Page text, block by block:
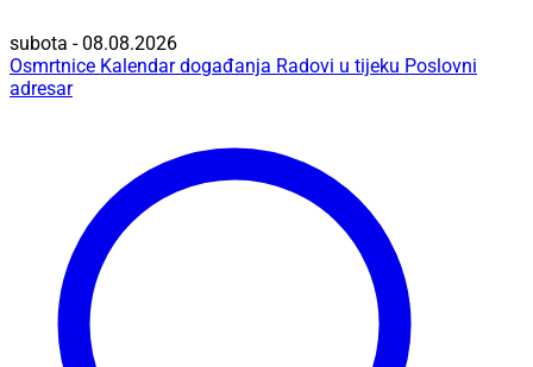
subota - 08.08.2026
Osmrtnice Kalendar događanja Radovi u tijeku Poslovni
adresar